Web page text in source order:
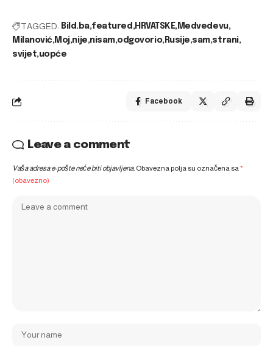
TAGGED: Bild.ba featured HRVATSKE Medvedevu
Milanović Moj nije nisam odgovorio Rusije sam strani
svijet uopće
Facebook
Leave a comment
Vaša adresa e-pošte neće biti objavljena. Obavezna polja su označena sa*
(obavezno)